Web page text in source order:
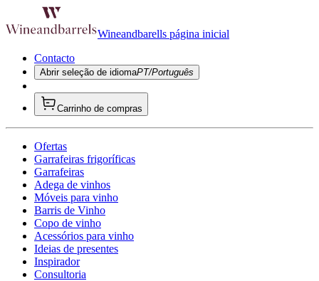
Wineandbarells página inicial
Contacto
Abrir seleção de idiomaPT/Português
Carrinho de compras
Ofertas
Garrafeiras frigoríficas
Garrafeiras
Adega de vinhos
Móveis para vinho
Barris de Vinho
Copo de vinho
Acessórios para vinho
Ideias de presentes
Inspirador
Consultoria